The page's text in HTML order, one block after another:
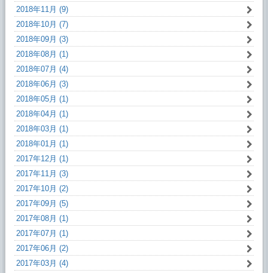
2018年11月 (9)
2018年10月 (7)
2018年09月 (3)
2018年08月 (1)
2018年07月 (4)
2018年06月 (3)
2018年05月 (1)
2018年04月 (1)
2018年03月 (1)
2018年01月 (1)
2017年12月 (1)
2017年11月 (3)
2017年10月 (2)
2017年09月 (5)
2017年08月 (1)
2017年07月 (1)
2017年06月 (2)
2017年03月 (4)